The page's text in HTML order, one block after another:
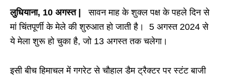
लुधियाना, 10 अगस्त |
सावन माह के शुक्ल पक्ष के पहले दिन से
मां चिंतपूर्णी के मेले की शुरुआत हो जाती है। 5 अगस्त 2024 से
ये मेला शुरू हो चुका है, जो 13 अगस्त तक चलेगा।
इसी बीच हिमाचल में गगरेट से चौहाल डैम ट्रैक्टर पर स्टंट बाजी